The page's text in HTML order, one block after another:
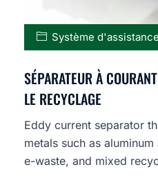
Système d'assistance
SÉPARATEUR À
LE RECYCLAGE
Eddy current separator
metals such as
e-waste, and mixed